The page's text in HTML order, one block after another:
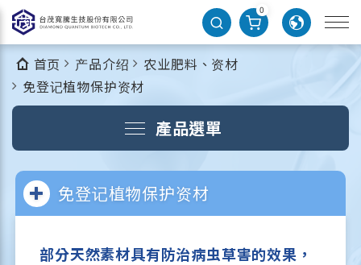
0
首页 产品介绍
农业肥料、资材
免登记植物保护资材
產品選單
免登记植物保护资材
部分天然素材具有防治病虫草害的效果，